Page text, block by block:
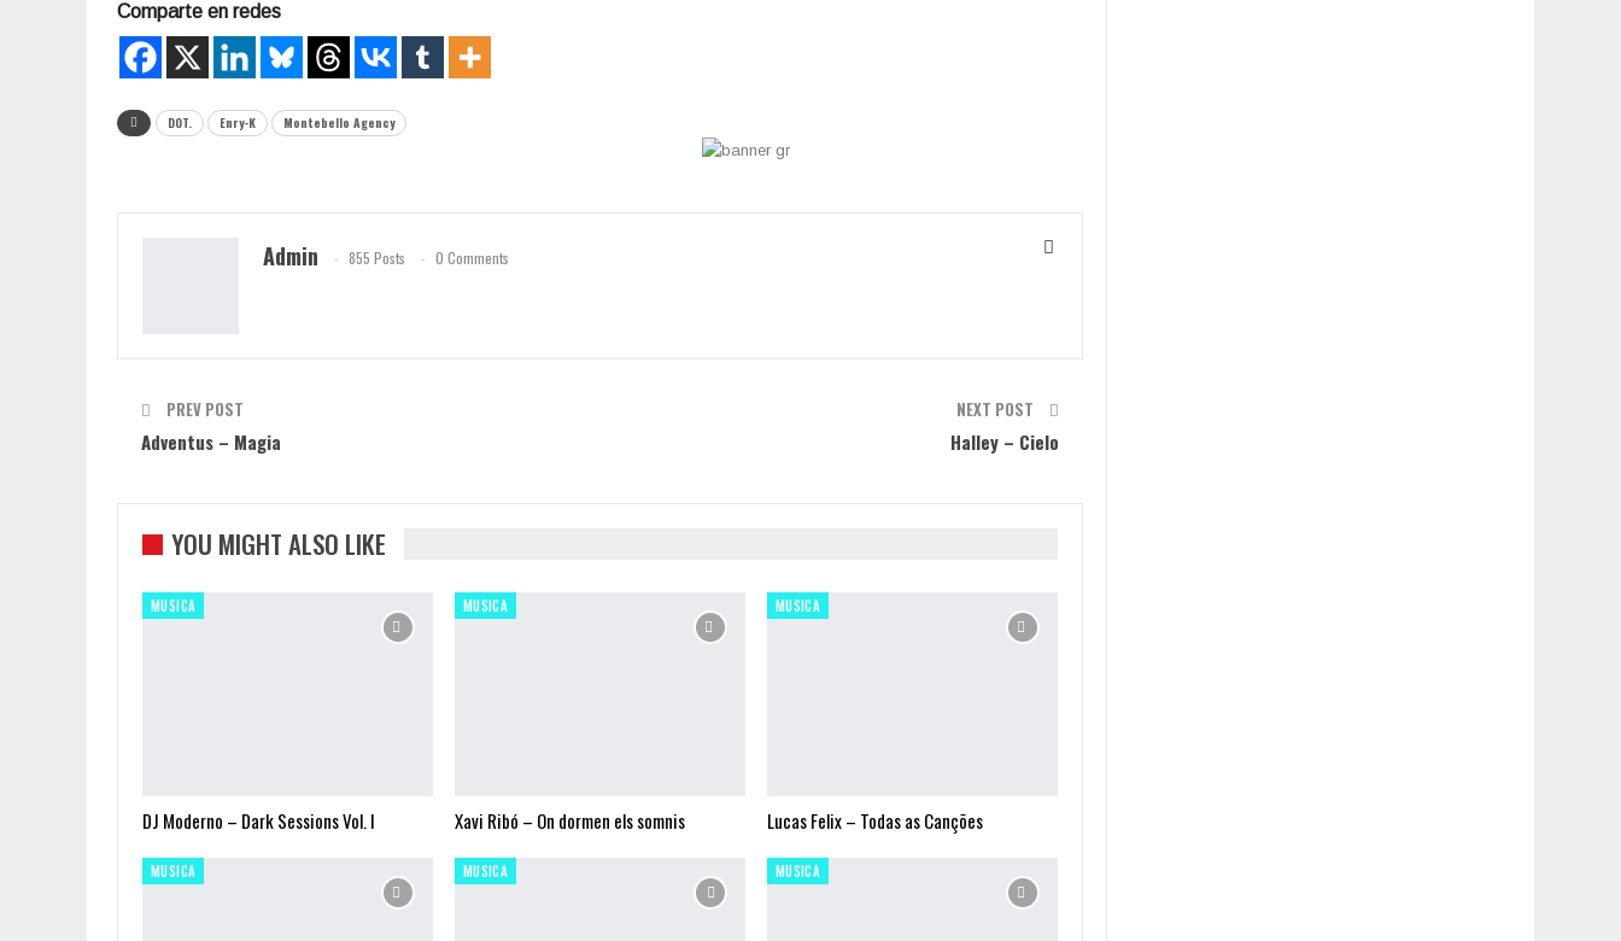
Comparte en redes
DOT. Enry-K Montebello Agency
Admin 855 Posts 0 Comments
PREV POST
Adventus – Magia
NEXT POST
Halley – Cielo
YOU MIGHT ALSO LIKE
MUSICA
DJ Moderno – Dark Sessions Vol. I
MUSICA
Xavi Ribó – On dormen els somnis
MUSICA
Lucas Felix – Todas as Canções
MUSICA MUSICA MUSICA